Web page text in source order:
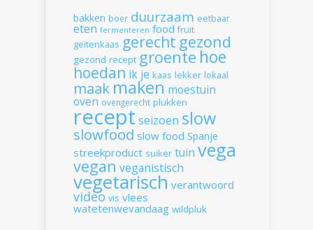
bakken boer duurzaam eetbaar
eten fermenteren food fruit
geitenkaas gerecht gezond
gezond recept groente hoe
hoedan ik je kaas lekker lokaal
maak maken moestuin
oven ovengerecht plukken
recept seizoen slow
slowfood slow food Spanje
streekproduct suiker tuin vega
vegan veganistisch
vegetarisch verantwoord
video vis vlees
watetenwevandaag wildpluk